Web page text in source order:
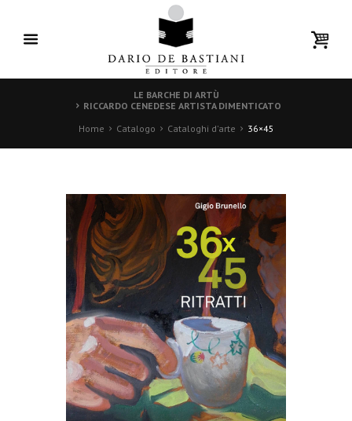
LE BARCHE DI ARTÙ
RICCARDO CENEDESE ARTISTA DIMENTICATO
Home
Catalogo Cataloghi d'arte 36×45